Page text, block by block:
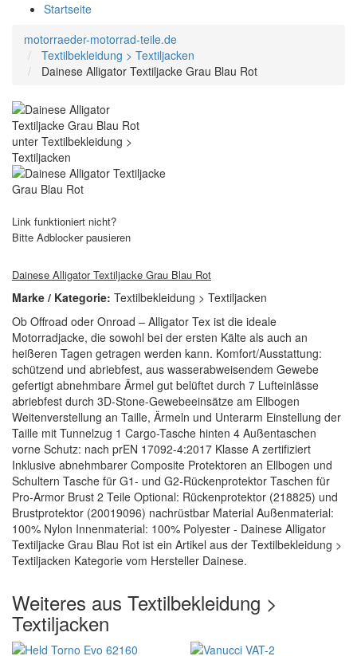
Startseite
motorraeder-motorrad-teile.de
Textilbekleidung > Textiljacken
Dainese Alligator Textiljacke Grau Blau Rot
Link funktioniert nicht?
Bitte Adblocker pausieren
Dainese Alligator Textiljacke Grau Blau Rot
Marke / Kategorie: Textilbekleidung > Textiljacken
Ob Offroad oder Onroad – Alligator Tex ist die ideale
Motorradjacke, die sowohl bei der ersten Kälte als auch an
heißeren Tagen getragen werden kann. Komfort/Ausstattung:
schützend und abriebfest, aus wasserabweisendem Gewebe
gefertigt abnehmbare Ärmel gut belüftet durch 7 Lufteinlässe
abriebfest durch 3D-Stone-Gewebeeinsätze am Ellbogen
Weitenverstellung an Taille, Ärmeln und Unterarm Einstellung der
Taille mit Tunnelzug 1 Cargo-Tasche hinten 4 Außentaschen
vorne Schutz: nach prEN 17092-4:2017 Klasse A zertifiziert
Inklusive abnehmbarer Composite Protektoren an Ellbogen und
Schultern Tasche für G1- und G2-Rückenprotektor Taschen für
Pro-Armor Brust 2 Teile Optional: Rückenprotektor (218825) und
Brustprotektor (20019096) nachrüstbar Material Außenmaterial:
100% Nylon Innenmaterial: 100% Polyester - Dainese Alligator
Textiljacke Grau Blau Rot ist ein Artikel aus der Textilbekleidung >
Textiljacken Kategorie vom Hersteller Dainese.
Weiteres aus Textilbekleidung >
Textiljacken